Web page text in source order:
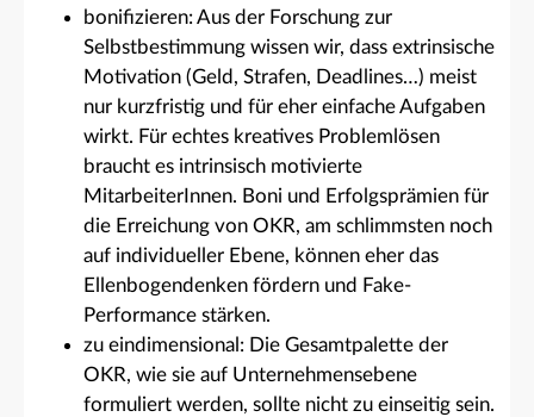
bonifizieren: Aus der Forschung zur
Selbstbestimmung wissen wir, dass extrinsische
Motivation (Geld, Strafen, Deadlines…) meist
nur kurzfristig und für eher einfache Aufgaben
wirkt. Für echtes kreatives Problemlösen
braucht es intrinsisch motivierte
MitarbeiterInnen. Boni und Erfolgsprämien für
die Erreichung von OKR, am schlimmsten noch
auf individueller Ebene, können eher das
Ellenbogendenken fördern und Fake-
Performance stärken.
zu eindimensional: Die Gesamtpalette der
OKR, wie sie auf Unternehmensebene
formuliert werden, sollte nicht zu einseitig sein.